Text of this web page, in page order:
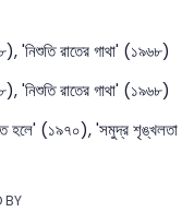
'নিশুতি রাতের গাথা' (১৯৬৮)
'নিশুতি রাতের গাথা' (১৯৬৮)
হলে' (১৯৭০), 'সমুদ্র
BY